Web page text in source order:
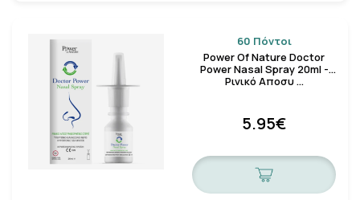
60 Πόντοι
Power Of Nature Doctor
Power Nasal Spray 20ml -
Ρινικό Αποσυ …
5.95€